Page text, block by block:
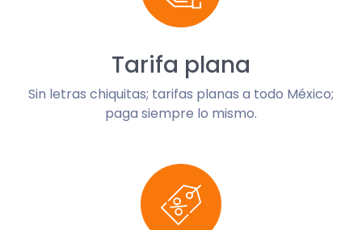
Tarifa plana
Sin letras chiquitas; tarifas planas a todo México;
paga siempre lo mismo.